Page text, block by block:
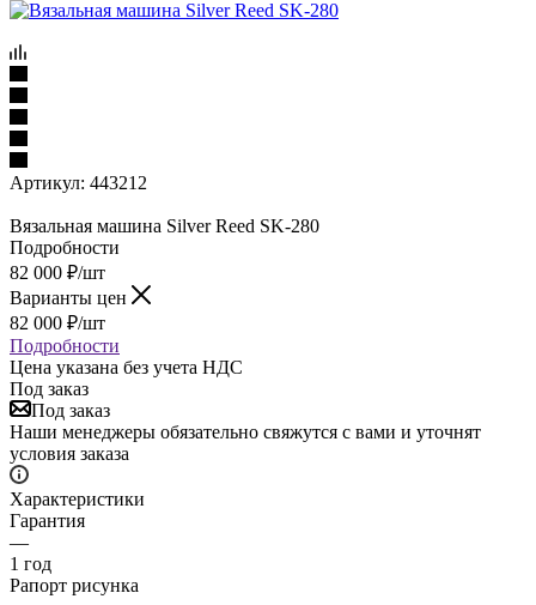
Артикул: 443212
Вязальная машина Silver Reed SK-280
Подробности
82 000 ₽/шт
Варианты цен
82 000 ₽/шт
Подробности
Цена указана без учета НДС
Под заказ
Под заказ
Наши менеджеры обязательно свяжутся с вами и уточнят
условия заказа
Характеристики
Гарантия
—
1 год
Рапорт рисунка